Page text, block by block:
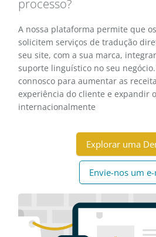
processo?
A nossa plataforma permite que
solicitem serviços de tradução
seu site, com a sua marca,
suporte linguístico no seu
connosco para aumentar as
experiência do cliente e expandir
internacionalmente
Explorar uma
Envie-nos um